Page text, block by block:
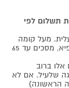
תשלום לפי
מעל קומה
ב' 40-50 ₪ למוצר לבן, 60-80 ₪ למקרר/מקפיא, מסכים עד 65
₪ (במסכים אלו ברוב
שלעיל. אם לא
הראשונה)